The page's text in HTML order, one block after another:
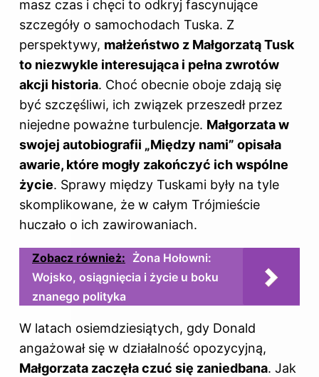
masz czas i chęci to odkryj fascynujące
szczegóły o samochodach Tuska. Z
perspektywy, małżeństwo z Małgorzatą Tusk
to niezwykle interesująca i pełna zwrotów
akcji historia. Choć obecnie oboje zdają się
być szczęśliwi, ich związek przeszedł przez
niejedne poważne turbulencje. Małgorzata w
swojej autobiografii „Między nami” opisała
awarie, które mogły zakończyć ich wspólne
życie. Sprawy między Tuskami były na tyle
skomplikowane, że w całym Trójmieście
huczało o ich zawirowaniach.
Zobacz również: Żona Hołowni:
Wojsko, osiągnięcia i życie u boku
znanego polityka
W latach osiemdziesiątych, gdy Donald
angażował się w działalność opozycyjną,
Małgorzata zaczęła czuć się zaniedbana. Jak